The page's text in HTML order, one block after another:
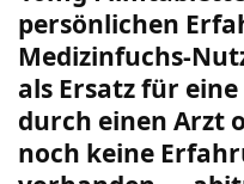
persönlichen
Medizinfuchs-
als Ersatz für
durch einen Arzt
noch keine